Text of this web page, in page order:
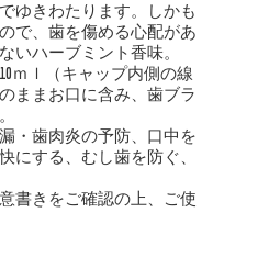
ゆきわたります。しかも
で、歯を傷める心配があ
いハーブミント香味。
ｍｌ（キャップ内側の線
ままお口に含み、歯ブラ
・歯肉炎の予防、口中を
にする、むし歯を防ぐ、
書きをご確認の上、ご使